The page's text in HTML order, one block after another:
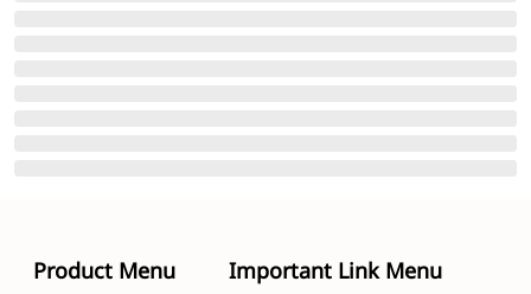
Product Menu Important Link Menu